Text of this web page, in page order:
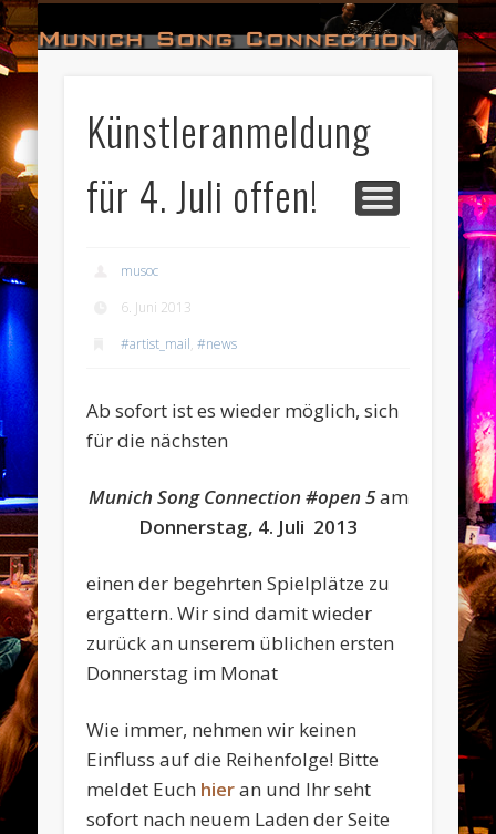
Künstleranmeldung
für 4. Juli offen!
musoc
6. Juni 2013
#artist_mail,#news
Ab sofort ist es wieder möglich, sich
für die nächsten
Munich Song Connection #open 5am
Donnerstag, 4. Juli 2013
einen der begehrten Spielplätze zu
ergattern. Wir sind damit wieder
zurück an unserem üblichen ersten
Donnerstag im Monat
Wie immer, nehmen wir keinen
Einfluss auf die Reihenfolge! Bitte
meldet Euch hieran und Ihr seht
sofort nach neuem Laden der Seite